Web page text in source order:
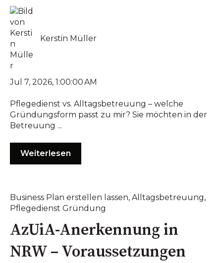
Kerstin Müller
Jul 7, 2026, 1:00:00 AM
Pflegedienst vs. Alltagsbetreuung – welche
Gründungsform passt zu mir? Sie möchten in der
Betreuung ...
Weiterlesen
Business Plan erstellen lassen, Alltagsbetreuung,
Pflegedienst Gründung
AzUiA-Anerkennung in
NRW – Voraussetzungen